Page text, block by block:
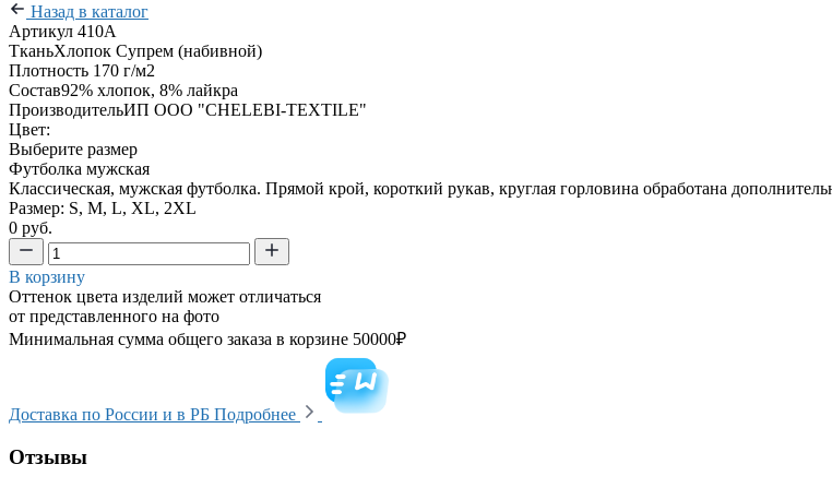
Назад в каталог
Артикул 410А
ТканьХлопок Супрем (набивной)
Плотность 170 г/м2
Состав92% хлопок, 8% лайкра
ПроизводительИП ООО "CHELEBI-TEXTILE"
Цвет:
Выберите размер
Футболка мужская
Классическая, мужская футболка. Прямой крой, короткий рукав, круглая горловина обработана
Размер: S, M, L, XL, 2XL
0 руб.
В корзину
Оттенок цвета изделий может отличаться
от представленного на фото
Минимальная сумма общего заказа в корзине 50000₽
Доставка по России и в РБ Подробнее
Отзывы